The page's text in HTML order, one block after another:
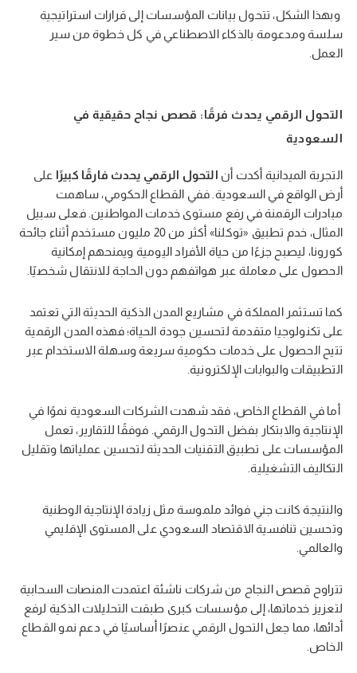
وبهذا الشكل، تتحول بيانات المؤسسات إلى قرارات استراتيجية
سلسة ومدعومة بالذكاء الاصطناعي في كل خطوة من سير
العمل.
التحول الرقمي يحدث فرقًا: قصص نجاح حقيقية في
السعودية
التجربة الميدانية أكدت أن التحول الرقمي يحدث فارقًا كبيرًا على
أرض الواقع في السعودية. ففي القطاع الحكومي، ساهمت
مبادرات الرقمنة في رفع مستوى خدمات المواطنين. فعلى سبيل
المثال، خدم تطبيق «توكلنا» أكثر من 20 مليون مستخدم أثناء جائحة
كورونا، ليصبح جزءًا من حياة الأفراد اليومية ويمنحهم إمكانية
الحصول على معاملة عبر هواتفهم دون الحاجة للانتقال شخصيًا.
كما تستثمر المملكة في مشاريع المدن الذكية الحديثة التي تعتمد
على تكنولوجيا متقدمة لتحسين جودة الحياة؛ فهذه المدن الرقمية
تتيح الحصول على خدمات حكومية سريعة وسهلة الاستخدام عبر
التطبيقات والبوابات الإلكترونية.
أما في القطاع الخاص، فقد شهدت الشركات السعودية نموًا في
الإنتاجية والابتكار بفضل التحول الرقمي. فوفقًا للتقارير، تعمل
المؤسسات على تطبيق التقنيات الحديثة لتحسين عملياتها وتقليل
التكاليف التشغيلية.
والنتيجة كانت جني فوائد ملموسة مثل زيادة الإنتاجية الوطنية
وتحسين تنافسية الاقتصاد السعودي على المستوى الإقليمي
والعالمي.
تتراوح قصص النجاح من شركات ناشئة اعتمدت المنصات السحابية
لتعزيز خدماتها، إلى مؤسسات كبرى طبقت التحليلات الذكية لرفع
أدائها، مما جعل التحول الرقمي عنصرًا أساسيًا في دعم نمو القطاع
الخاص.